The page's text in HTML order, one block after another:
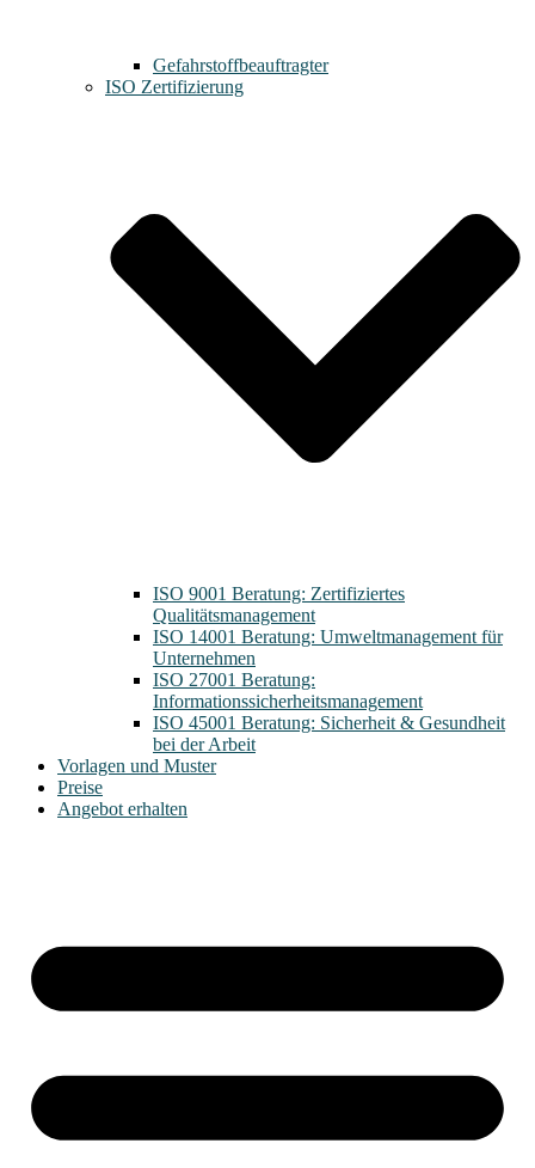
Gefahrstoffbeauftragter
ISO Zertifizierung
ISO 9001 Beratung: Zertifiziertes
Qualitätsmanagement
ISO 14001 Beratung: Umweltmanagement für
Unternehmen
ISO 27001 Beratung:
Informationssicherheitsmanagement
ISO 45001 Beratung: Sicherheit & Gesundheit
bei der Arbeit
Vorlagen und Muster
Preise
Angebot erhalten